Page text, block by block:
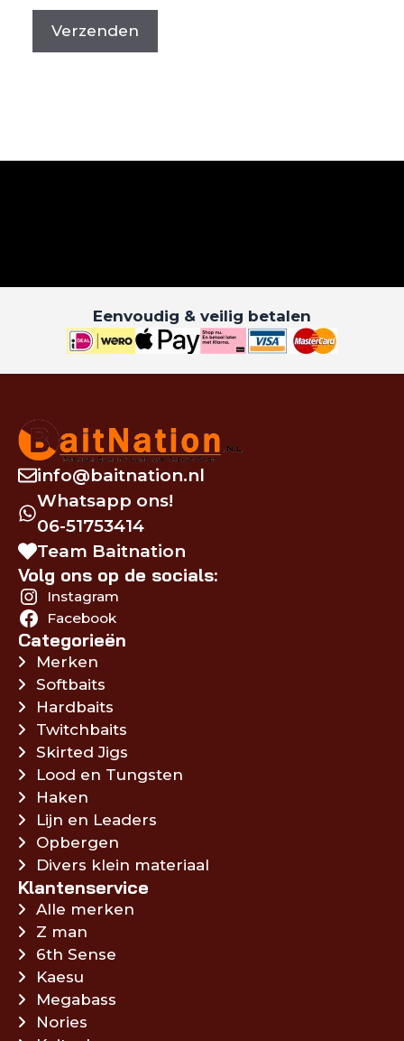
Eenvoudig & veilig betalen
info@baitnation.nl
Whatsapp ons!
06-51753414
Team Baitnation
Volg ons op de socials:
Instagram
Facebook
Categorieën
Merken
Softbaits
Hardbaits
Twitchbaits
Skirted Jigs
Lood en Tungsten
Haken
Lijn en Leaders
Opbergen
Divers klein materiaal
Klantenservice
Alle merken
Z man
6th Sense
Kaesu
Megabass
Nories